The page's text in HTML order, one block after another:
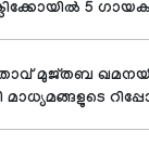
5
മുജ്തബ